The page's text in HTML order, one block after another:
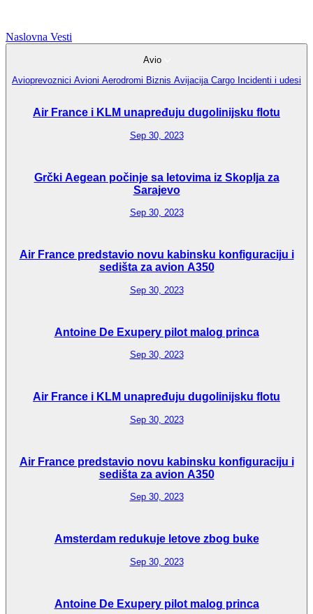
Naslovna Vesti
Avio
Avioprevoznici Avioni Aerodromi Biznis Avijacija Cargo Incidenti i udesi
Air France i KLM unapređuju dugolinijsku flotu
Sep 30, 2023
Grčki Aegean počinje sa letovima iz Skoplja za
Sarajevo
Sep 30, 2023
Air France predstavio novu kabinsku konfiguraciju i
sedišta za avion A350
Sep 30, 2023
Antoine De Exupery pilot malog princa
Sep 30, 2023
Air France i KLM unapređuju dugolinijsku flotu
Sep 30, 2023
Air France predstavio novu kabinsku konfiguraciju i
sedišta za avion A350
Sep 30, 2023
Amsterdam redukuje letove zbog buke
Sep 30, 2023
Antoine De Exupery pilot malog princa